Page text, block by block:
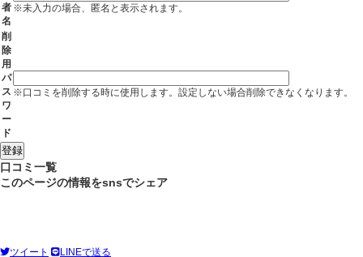
者
名
※未入力の場合、匿名と表示されます。
削
除
用
パ
ス
ワ
ー
ド
※口コミを削除する時に使用します。設定しない場合削除できなくなります。
口コミ一覧
このページの情報をsnsでシェア
ツイート LINEで送る